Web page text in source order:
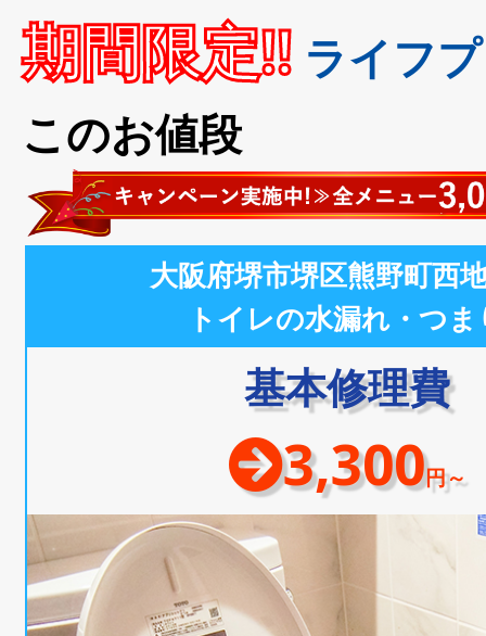
期間限定!! ライフ
このお値段
大阪府堺市堺区熊野町西
トイレの水漏れ・つま
基本修理費
3,300円～